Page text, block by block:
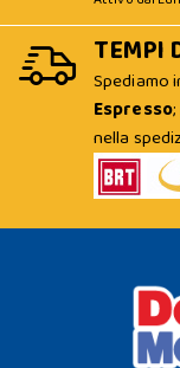
TEMPI
Spediamo
Espresso
nella